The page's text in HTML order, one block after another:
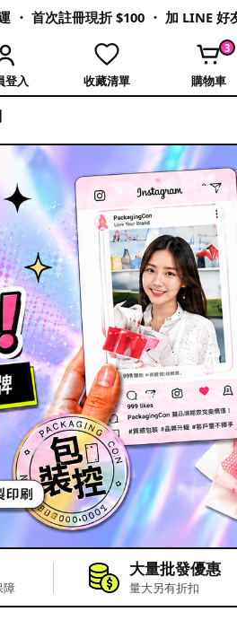
・ 首次註冊現折 $100 ・ 加 LINE 好
登入 收藏清單
3
購物車
障
大量批發優惠
量大另有折扣